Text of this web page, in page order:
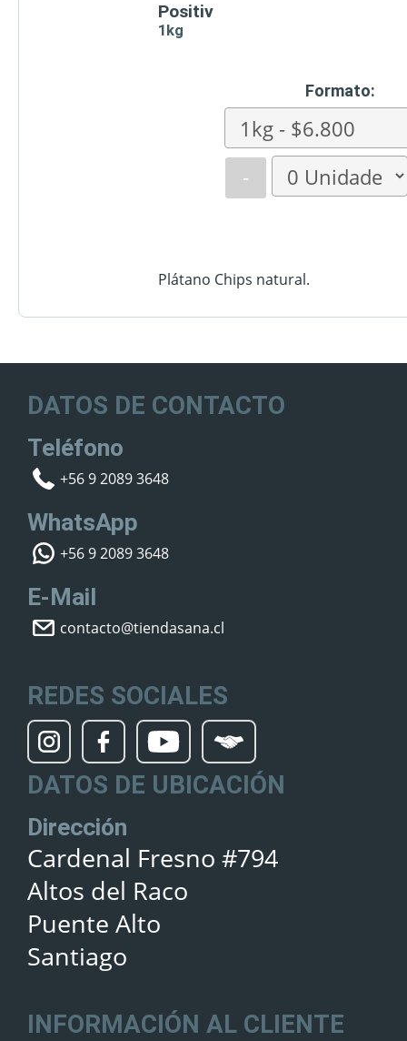
Positiv
1kg
Formato:
-
Plátano Chips natural.
DATOS DE CONTACTO
Teléfono
+56 9 2089 3648
WhatsApp
+56 9 2089 3648
E-Mail
contacto@tiendasana.cl
REDES SOCIALES
DATOS DE UBICACIÓN
Dirección
Cardenal Fresno #794
Altos del Raco
Puente Alto
Santiago
INFORMACIÓN AL CLIENTE